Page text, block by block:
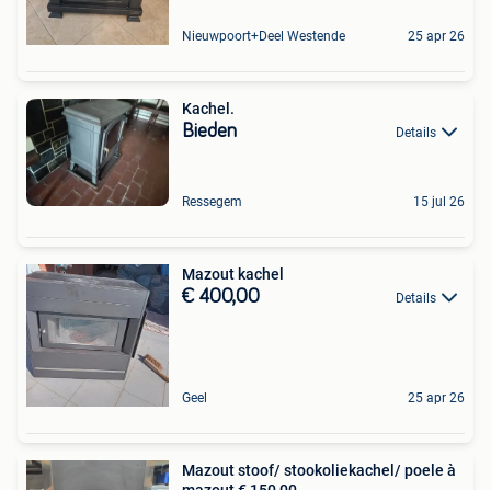
Nieuwpoort+Deel Westende 25 apr 26
Kachel.
Bieden Details
Ressegem 15 jul 26
Mazout kachel
€ 400,00 Details
Geel 25 apr 26
Mazout stoof/ stookoliekachel/ poele à